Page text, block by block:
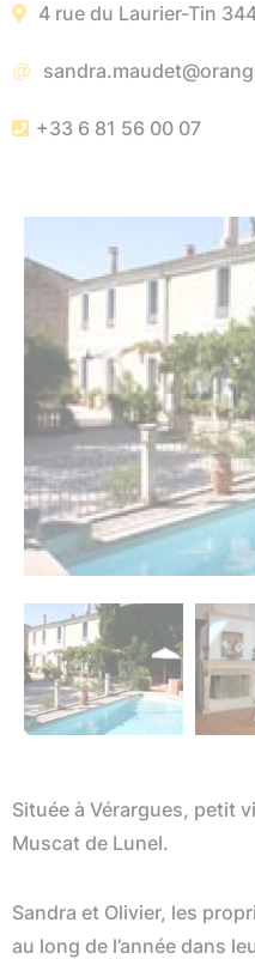
4 rue du Laurier-Tin
+33 6 81 56 00 07
Située à Vérargues, petit
Muscat de Lunel.
Sandra et Olivier, les
au long de l’année dans